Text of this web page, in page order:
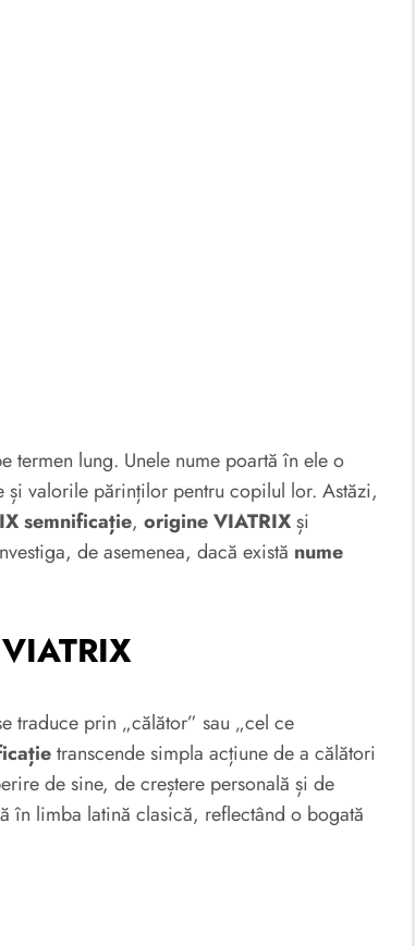
lung. Unele nume poartă în ele o
valorile părinților pentru copilul lor. Astăzi,
semnificație, origine VIATRIXși
de asemenea, dacă există nume
traduce prin „călător” sau „cel ce
transcende simpla acțiune de a călători
de sine, de creștere personală și de
în limba latină clasică, reflectând o bogată